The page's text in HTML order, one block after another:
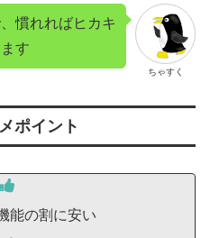
ちゃすく
慣れればヒカキ
す
ポイント
能の割に安い